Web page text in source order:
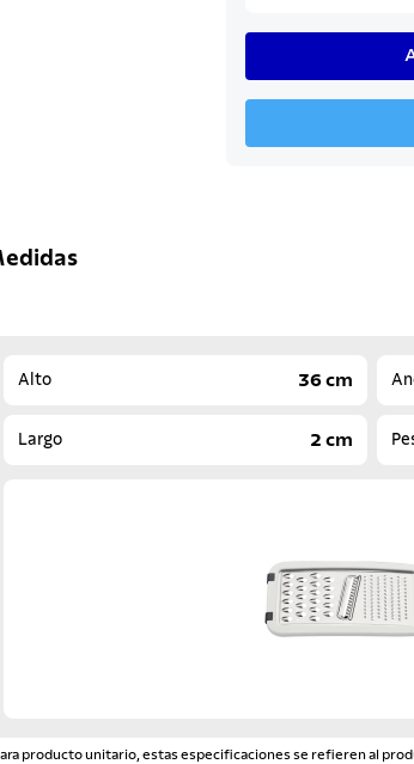
Alto 36 cm
Largo 2 cm
producto unitario, estas especificaciones se refieren al